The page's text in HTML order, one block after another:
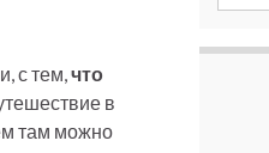
с тем,что
в
там можно